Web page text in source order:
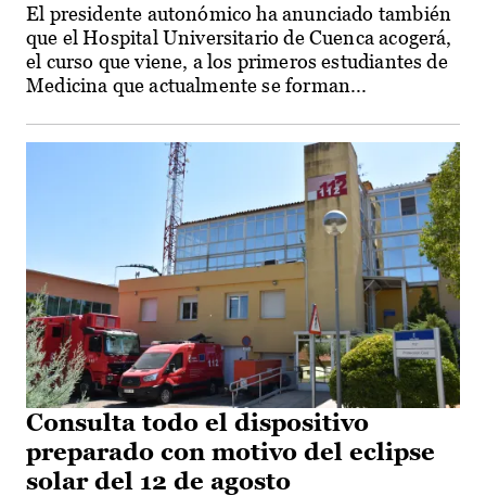
El presidente autonómico ha anunciado también
que el Hospital Universitario de Cuenca acogerá,
el curso que viene, a los primeros estudiantes de
Medicina que actualmente se forman...
Consulta todo el dispositivo
preparado con motivo del eclipse
solar del 12 de agosto